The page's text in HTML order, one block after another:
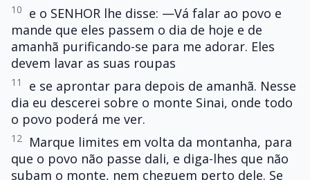
10
e o SENHOR lhe disse: —Vá falar ao povo e
mande que eles passem o dia de hoje e de
amanhã purificando-se para me adorar. Eles
devem lavar as suas roupas
11
e se aprontar para depois de amanhã. Nesse
dia eu descerei sobre o monte Sinai, onde todo
o povo poderá me ver.
12
Marque limites em volta da montanha, para
que o povo não passe dali, e diga-lhes que não
subam o monte, nem cheguem perto dele. Se